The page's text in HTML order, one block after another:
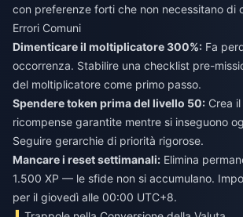
con preferenze forti che non necessitano di
Errori Comuni
Dimenticare il moltiplicatore 300%: Fa
occorrenza. Stabilire una checklist pre-
del moltiplicatore come primo passo.
Spendere token prima del livello 50: Crea
ricompense garantite mentre si inseguono
Seguire gerarchie di priorità rigorose.
Mancare i reset settimanali: Elimina
1.500 XP — le sfide non si accumulano.
per il giovedì alle 00:00 UTC+8.